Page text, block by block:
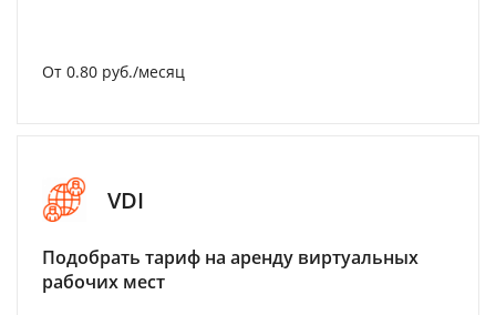
От 0.80 руб./месяц
VDI
Подобрать тариф на аренду виртуальных
рабочих мест